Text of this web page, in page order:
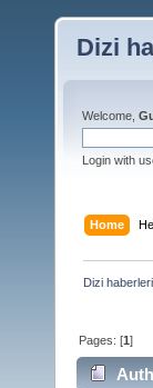
Dizi
Welcome,
Login with
Home
Dizi
Pages: [1]